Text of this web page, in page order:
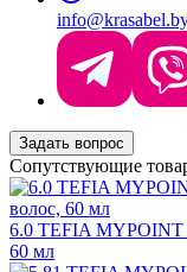
Задать вопрос
Сопутствующие
6.0 TEFIA MYPOINT
60 мл